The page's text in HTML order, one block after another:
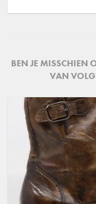
BEN JE MISSCHIEN
VAN